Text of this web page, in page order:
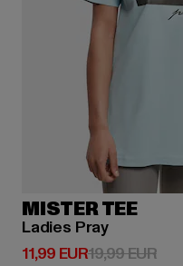
MISTER TEE
Ladies Pray
11,99 EUR
Derzeitiger Preis: 11,99
19,99 EUR